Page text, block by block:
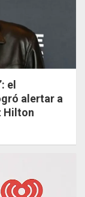
el
alertar a
Hilton